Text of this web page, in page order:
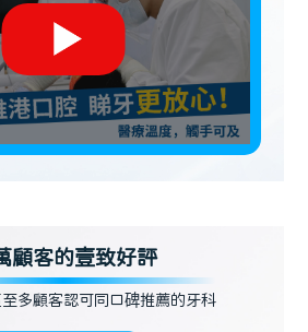
顧客的壹致好評
多顧客認可同口碑推薦的牙科